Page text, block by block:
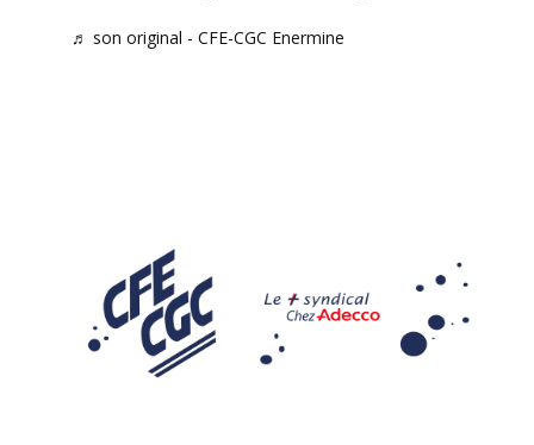
♬ son original - CFE-CGC Enermine